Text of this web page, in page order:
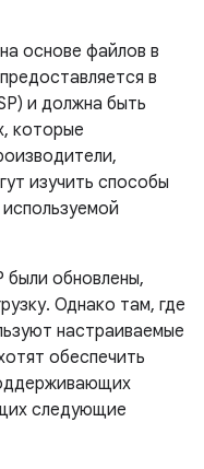
основе файлов в
в
и должна быть
которые
изучить способы
были обновлены,
Однако там, где
настраиваемые
обеспечить
следующие